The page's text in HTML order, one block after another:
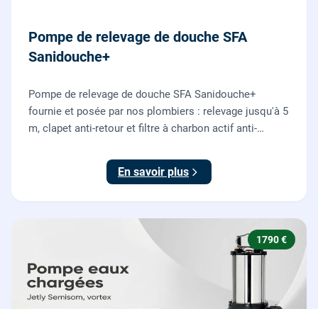
Pompe de relevage de douche SFA
Sanidouche+
Pompe de relevage de douche SFA Sanidouche+
fournie et posée par nos plombiers : relevage jusqu'à 5
m, clapet anti-retour et filtre à charbon actif anti-
En savoir plus
1790 €